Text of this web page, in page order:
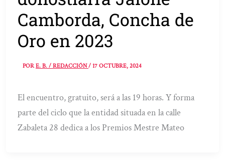
Camborda, Concha de
Oro en 2023
PORE. B. / REDACCIÓN/17 OCTUBRE, 2024
El encuentro, gratuito, será a las 19 horas. Y forma
parte del ciclo que la entidad situada en la calle
Zabaleta 28 dedica a los Premios Mestre Mateo